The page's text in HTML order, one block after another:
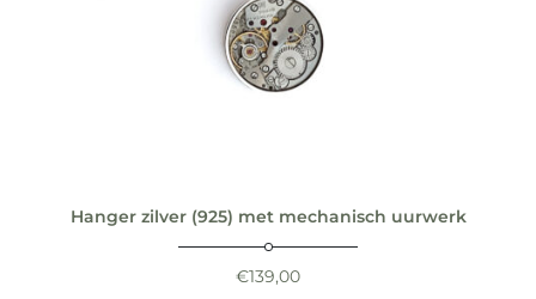
Hanger zilver (925) met mechanisch uurwerk
€139,00